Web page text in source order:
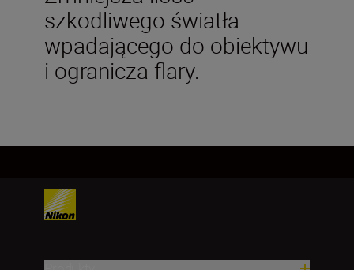
szkodliwego światła
wpadającego do obiektywu
i ogranicza flary.